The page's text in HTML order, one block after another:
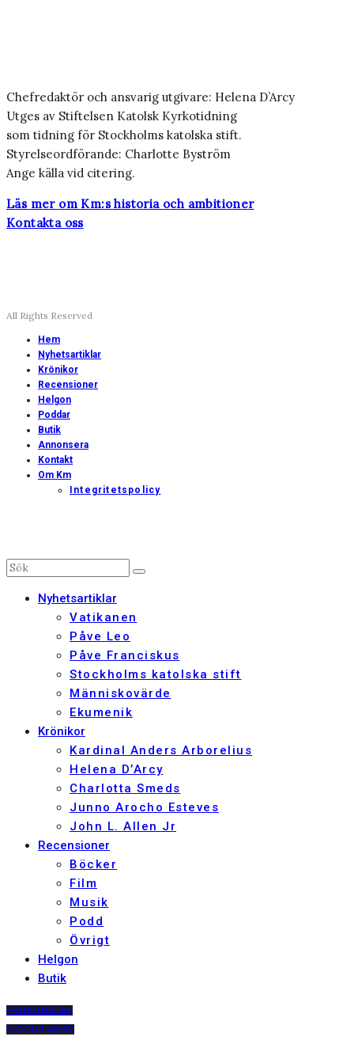
Chefredaktör och ansvarig utgivare: Helena D’Arcy
Utges av Stiftelsen Katolsk Kyrkotidning
som tidning för Stockholms katolska stift.
Styrelseordförande: Charlotte Byström
Ange källa vid citering.
Läs mer om Km:s historia och ambitioner
Kontakta oss
All Rights Reserved
Hem
Nyhetsartiklar
Krönikor
Recensioner
Helgon
Poddar
Butik
Annonsera
Kontakt
Om Km
Integritetspolicy
Nyhetsartiklar
Vatikanen
Påve Leo
Påve Franciskus
Stockholms katolska stift
Människovärde
Ekumenik
Krönikor
Kardinal Anders Arborelius
Helena D’Arcy
Charlotta Smeds
Junno Arocho Esteves
John L. Allen Jr
Recensioner
Böcker
Film
Musik
Podd
Övrigt
Helgon
Butik
PRENUMERERA
DIGITALT ARKIV